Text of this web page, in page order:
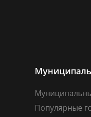
Популярные